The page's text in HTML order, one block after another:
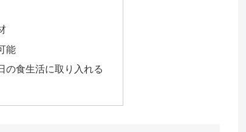
能
の食生活に取り入れる